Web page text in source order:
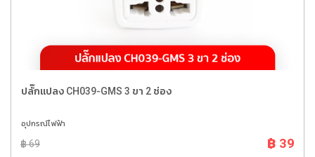
ปลั๊กแปลง CH039-GMS 3 ขา 2 ช่อง
อุปกรณ์ไฟฟ้า
฿ 69 ฿ 39